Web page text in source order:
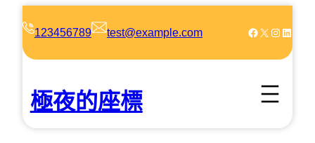
123456789 test@example.com Facebook X Instagram LinkedIn
極夜的座標